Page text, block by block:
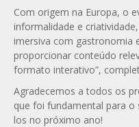
Com origem na Europa, o
informalidade e
imersiva com gastronomia
proporcionar conteúdo
formato interativo”,
Agradecemos a todos os
que foi fundamental para o
los no próximo ano!